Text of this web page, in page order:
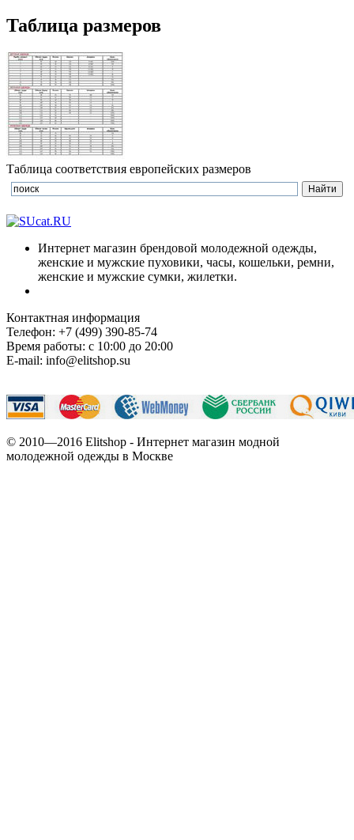
Таблица размеров
Таблица соответствия европейских размеров
Интернет магазин брендовой молодежной одежды,
женские и мужские пуховики, часы, кошельки, ремни,
женские и мужские сумки, жилетки.
Контактная информация
Телефон: +7 (499) 390-85-74
Время работы: с 10:00 до 20:00
E-mail: info@elitshop.su
© 2010—2016 Elitshop - Интернет магазин модной
молодежной одежды в Москве